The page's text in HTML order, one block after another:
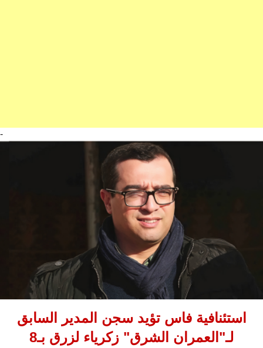
-
استئنافية فاس تؤيد سجن المدير السابق
لـ"العمران الشرق" زكرياء لزرق بـ8